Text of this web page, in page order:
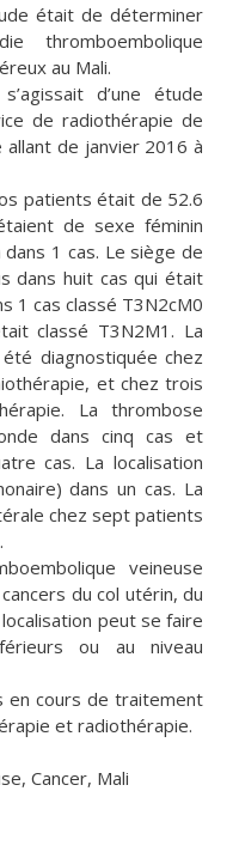
était de déterminer
thromboembolique
au Mali.
d’une étude
de radiothérapie de
allant de janvier 2016 à
patients était de 52.6
de sexe féminin
1 cas. Le siège de
dans huit cas qui était
1 cas classé T3N2cM0
classé T3N2M1. La
diagnostiquée chez
et chez trois
La thrombose
dans cinq cas et
cas. La localisation
dans un cas. La
chez sept patients
veineuse
du col utérin, du
peut se faire
ou au niveau
en cours de traitement
et radiothérapie.
Cancer, Mali